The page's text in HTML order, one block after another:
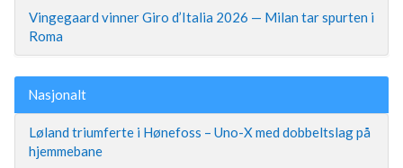
Vingegaard vinner Giro d’Italia 2026 — Milan tar spurten i
Roma
Nasjonalt
Løland triumferte i Hønefoss – Uno-X med dobbeltslag på
hjemmebane